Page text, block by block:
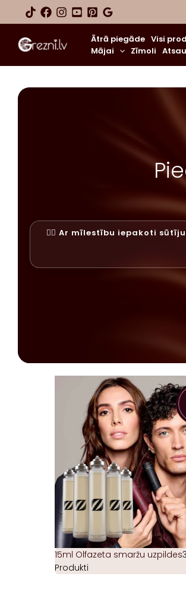
Ātrā piegāde Visi
Mājai
Zīmoli
✓⃝ Ar mīlestību iepakoti
15ml Olfazeta smaržu uzpildes
Produkti